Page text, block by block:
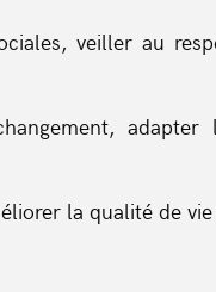
veiller au
adapter
la qualité de